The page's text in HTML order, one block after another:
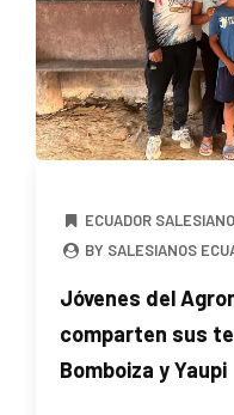
ECUADOR SALESIANO
BY SALESIANOS
Jóvenes del
comparten sus
Bomboiza y Yaupi